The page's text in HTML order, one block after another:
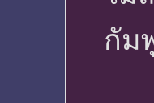
กัม